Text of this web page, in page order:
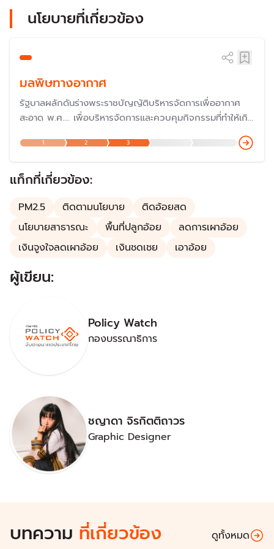
นโยบายที่เกี่ยวข้อง
มลพิษทางอากาศ
รัฐบาลผลักดันร่างพระราชบัญญัติบริหารจัดการเพื่ออากาศ
สะอาด พ.ศ.... เพื่อบริหารจัดการและควบคุมกิจกรรมที่ทำให้เกิด
มลพิษทางอากาศในทุกมิติ โดยเฉพาะปัญหาฝุ่น PM 2.5 ไฟป่า
ที่กระทบต่อสุขภาพคนไทย โดยมีการเสนอถึง 7 ร่างให้สภาผู้
แทนราษฎรพิจารณา
1 2 3
แท็กที่เกี่ยวข้อง:
PM2.5 ติดตามนโยบาย
ติดอ้อยสด
นโยบายสาธารณะ
พื้นที่ปลูกอ้อย
ลดการเผาอ้อย
เงินจูงใจลดเผาอ้อย
เงินชดเชย เอาอ้อย
ผู้เขียน:
Policy Watch
กองบรรณาธิการ
ชญาดา จิรกิตติถาวร
Graphic Designer
บทความ ที่เกี่ยวข้อง ดูทั้งหมด